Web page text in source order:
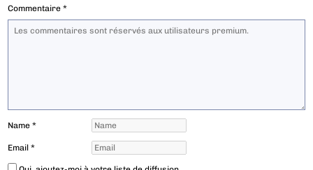
Commentaire*
Name*
Email*